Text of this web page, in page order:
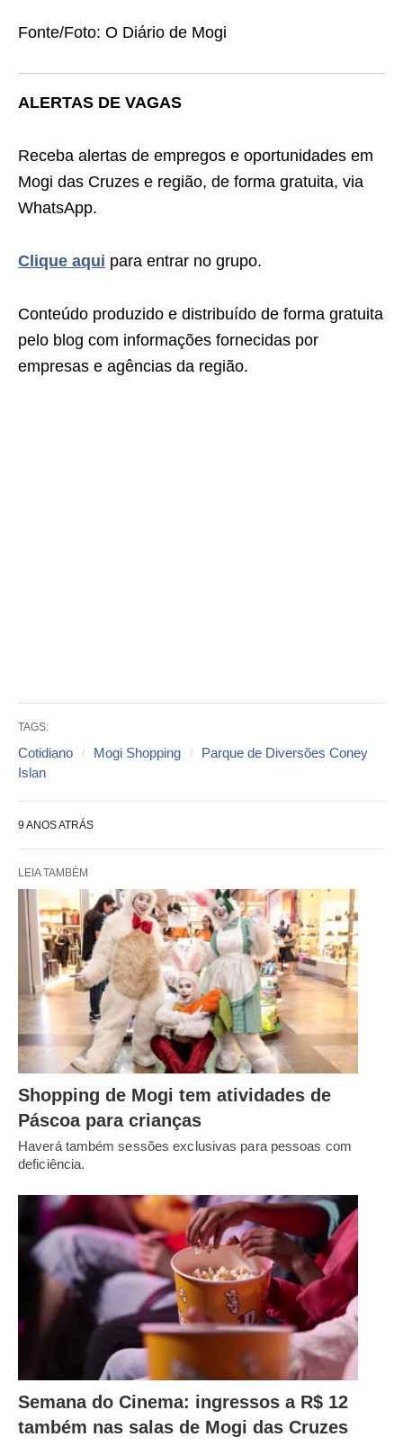
Fonte/Foto: O Diário de Mogi
ALERTAS DE VAGAS
Receba alertas de empregos e oportunidades em
Mogi das Cruzes e região, de forma gratuita, via
WhatsApp.
Clique aqui para entrar no grupo.
Conteúdo produzido e distribuído de forma gratuita
pelo blog com informações fornecidas por
empresas e agências da região.
TAGS:
Cotidiano Mogi Shopping
Parque de Diversões Coney
Islan
9 ANOS ATRÁS
LEIA TAMBÉM
Shopping de Mogi tem atividades de
Páscoa para crianças
Haverá também sessões exclusivas para pessoas com
deficiência.
Semana do Cinema: ingressos a R$ 12
também nas salas de Mogi das Cruzes